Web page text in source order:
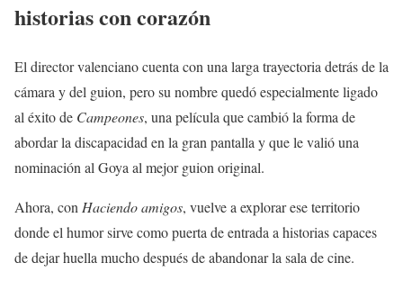
historias con corazón
El director valenciano cuenta con una larga trayectoria detrás de la
cámara y del guion, pero su nombre quedó especialmente ligado
al éxito de Campeones, una película que cambió la forma de
abordar la discapacidad en la gran pantalla y que le valió una
nominación al Goya al mejor guion original.
Ahora, con Haciendo amigos, vuelve a explorar ese territorio
donde el humor sirve como puerta de entrada a historias capaces
de dejar huella mucho después de abandonar la sala de cine.